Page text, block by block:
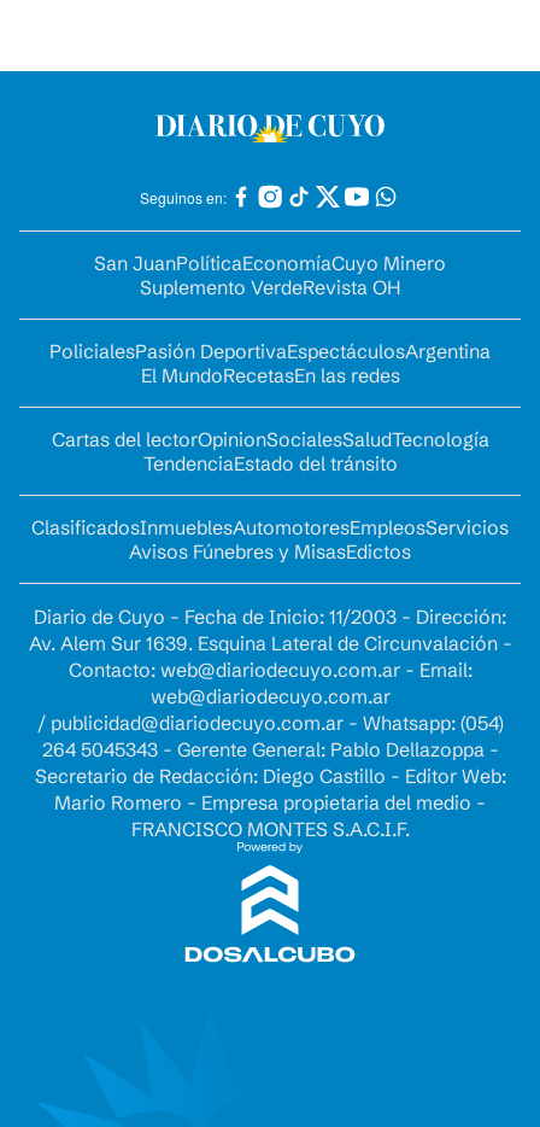
Seguinos en:
San JuanPolíticaEconomíaCuyo Minero
Suplemento VerdeRevista OH
PolicialesPasión DeportivaEspectáculosArgentina
El MundoRecetasEn las redes
Cartas del lectorOpinionSocialesSaludTecnología
TendenciaEstado del tránsito
ClasificadosInmueblesAutomotoresEmpleosServicios
Avisos Fúnebres y MisasEdictos
Diario de Cuyo - Fecha de Inicio: 11/2003 - Dirección:
Av. Alem Sur 1639. Esquina Lateral de Circunvalación -
Contacto: web@diariodecuyo.com.ar- Email:
web@diariodecuyo.com.ar
/ publicidad@diariodecuyo.com.ar- Whatsapp: (054)
264 5045343 - Gerente General: Pablo Dellazoppa -
Secretario de Redacción: Diego Castillo - Editor Web:
Mario Romero - Empresa propietaria del medio -
FRANCISCO MONTES S.A.C.I.F.